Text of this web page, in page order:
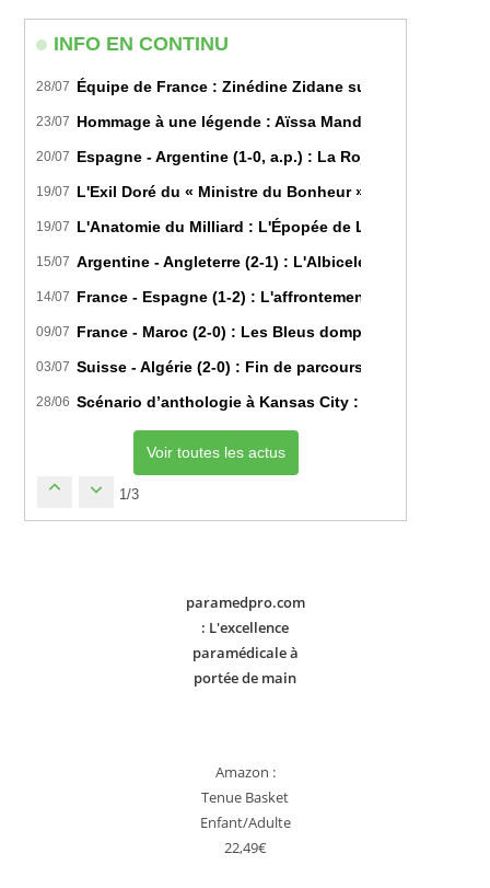
INFO EN CONTINU
28/07 Équipe de France : Zinédine Zidane succède
23/07 Hommage à une légende : Aïssa Mandi tire sa
20/07 Espagne - Argentine (1-0, a.p.) : La Roja sur le toit
19/07 L'Exil Doré du « Ministre du Bonheur » : Dans les
19/07 L'Anatomie du Milliard : L'Épopée de Lamine Yamal du
15/07 Argentine - Angleterre (2-1) : L'Albiceleste renverse
14/07 France - Espagne (1-2) : L'affrontement tactique
09/07 France - Maroc (2-0) : Les Bleus domptent les Lions
03/07 Suisse - Algérie (2-0) : Fin de parcours pour les
28/06 Scénario d’anthologie à Kansas City : L’Algérie
Voir toutes les actus
1/3
paramedpro.com
: L'excellence
paramédicale à
portée de main
Amazon :
Tenue Basket
Enfant/Adulte
22,49€